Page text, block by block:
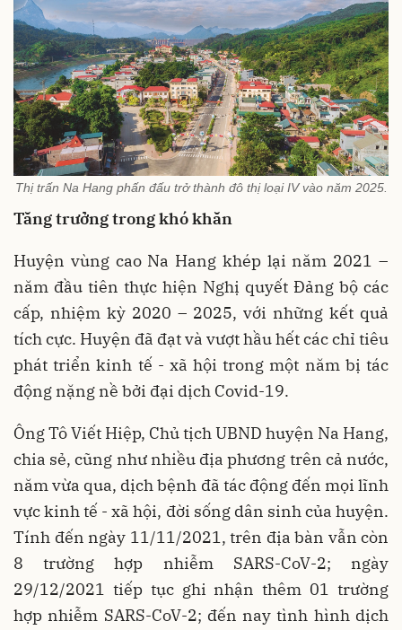
Thị trấn Na Hang phấn đấu trở thành đô thị loại IV vào năm 2025.
Tăng trưởngtrong khó khăn
Huyện vùng cao Na Hang khép lại năm 2021 –
năm đầu tiên thực hiện Nghị quyết Đảng bộ các
cấp, nhiệm kỳ 2020 – 2025, với những kết quả
tích cực. Huyện đã đạt và vượt hầu hết các chỉ tiêu
phát triển kinh tế - xã hội trong một năm bị tác
động nặng nề bởi đại dịch Covid-19.
Ông Tô Viết Hiệp, Chủ tịch UBND huyện Na Hang,
chia sẻ, cũng như nhiều địa phương trên cả nước,
năm vừa qua, dịch bệnh đã tác động đến mọi lĩnh
vực kinh tế - xã hội, đời sống dân sinh của huyện.
Tính đến ngày 11/11/2021, trên địa bàn vẫn còn
8 trường hợp nhiễm SARS-CoV-2; ngày
29/12/2021 tiếp tục ghi nhận thêm 01 trường
hợp nhiễm SARS-CoV-2; đến nay tình hình dịch